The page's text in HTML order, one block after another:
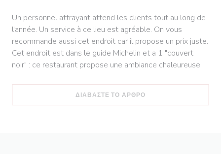
Un personnel attrayant attend les clients tout au long de
l'année. Un service à ce lieu est agréable. On vous
recommande aussi cet endroit car il propose un prix juste.
Cet endroit est dans le guide Michelin et a 1 "couvert
noir" : ce restaurant propose une ambiance chaleureuse.
ΔΙΑΒΆΣΤΕ ΤΟ ΆΡΘΡΟ